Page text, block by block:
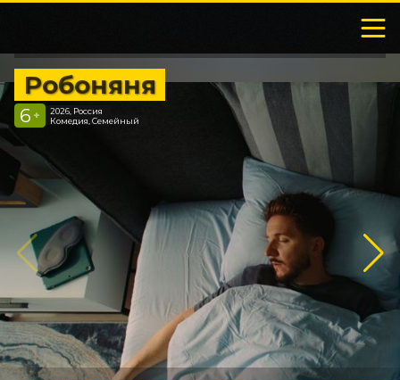
Робоняня
6 +
2026, Россия
Комедия, Семейный